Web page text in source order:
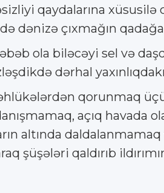
qaydalarına
dənizə çıxmağın
ola biləcəyi sel və
dərhal
qorunmaq
açıq
altında
şüşələri qaldırıb